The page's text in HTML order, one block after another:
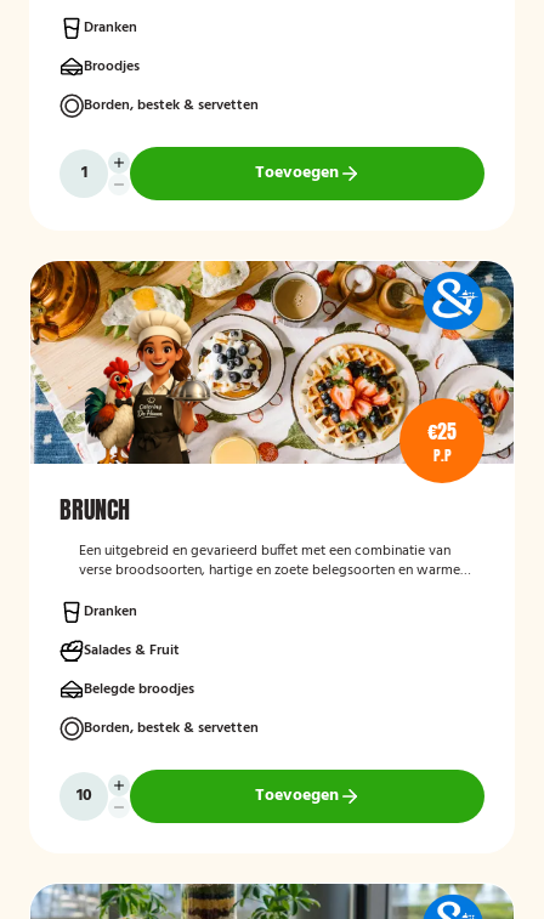
Dranken
Broodjes
Borden, bestek & servetten
Toevoegen
€25
P.P
BRUNCH
Een uitgebreid en gevarieerd buffet met een combinatie van
verse broodsoorten, hartige en zoete belegsoorten en warme
dag.
Dranken
Salades & Fruit
Belegde broodjes
Borden, bestek & servetten
Toevoegen